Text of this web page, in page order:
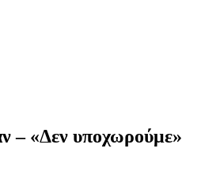
– «Δεν υποχωρούμε»